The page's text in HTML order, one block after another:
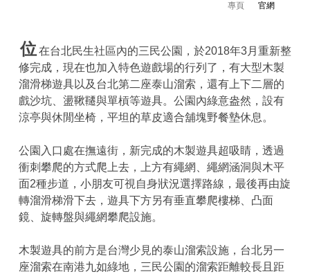
專頁 官網
位在台北民生社區內的三民公園，於2018年3月重新整
修完成，現在也加入特色遊戲場的行列了，有大型木製
溜滑梯遊具以及台北第二座泰山溜索，還有上下二層的
戲沙坑、盪鞦韆與單槓等遊具。公園內綠意盎然，設有
涼亭與休閒坐椅，平坦的草皮適合舖塊野餐墊休息。
公園入口處在撫遠街，新完成的木製遊具超吸睛，透過
衝刺攀爬的方式爬上去，上方有繩網、繩網涵洞與木平
面2種步道，小朋友可視自身狀況選擇路線，最後再由旋
轉溜滑梯滑下去，遊具下方另有垂直攀爬樓梯、凸面
鏡、旋轉盤與繩網攀爬設施。
木製遊具的前方是台灣少見的泰山溜索設施，台北另一
座溜索在南港九如綠地，三民公園的溜索距離較長且距